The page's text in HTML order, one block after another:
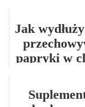
Jak
papryki w